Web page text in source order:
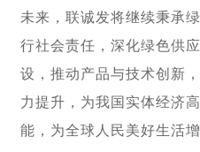
未来，联诚发将继续秉承
行社会责任，深化绿色供
设，推动产品与技术创新
力提升，为我国实体经济
能，为全球人民美好生活增